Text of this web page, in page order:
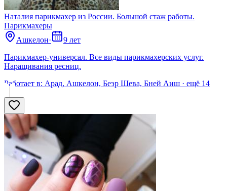
Наталия парикмахер из России. Большой стаж работы.
Парикмахеры
Ашкелон·
9 лет
Парикмахер-универсал. Все виды парикмахерских услуг.
Наращивания ресниц.
Работает в: Арад, Ашкелон, Беэр Шева, Бней Аиш · ещё 14